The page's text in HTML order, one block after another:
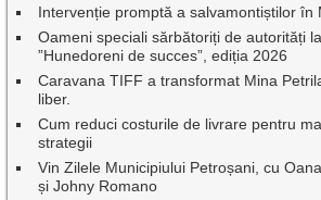
Intervenție promptă a salvamontiștilor în
Oameni speciali sărbătoriți de autorități
”Hunedoreni de succes”, ediția 2026
Caravana TIFF a transformat Mina
liber.
Cum reduci costurile de livrare pentru
strategii
Vin Zilele Municipiului Petroșani, cu
și Johny Romano